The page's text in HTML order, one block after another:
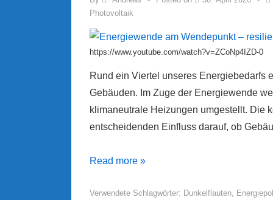
Photovoltaik
https://www.youtube.com/watch?v=ZCoNp4IZD-0
Rund ein Viertel unseres Energiebedarfs
Gebäuden. Im Zuge der Energiewende
klimaneutrale Heizungen umgestellt. Die
entscheidenden Einfluss darauf, ob
Energiewende
Wendepunkt
Read more »
Verwendete Schlagwörter: Dunkelflauten,